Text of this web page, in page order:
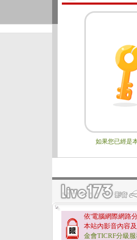
如果您已經是
依'電腦網際網路
本站內影音內容
金會TICRF分級